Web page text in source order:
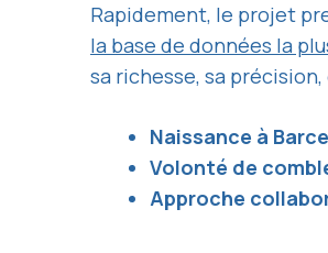
Rapidement, le projet
la base de données la
sa richesse, sa
Naissance à
Volonté de
Approche